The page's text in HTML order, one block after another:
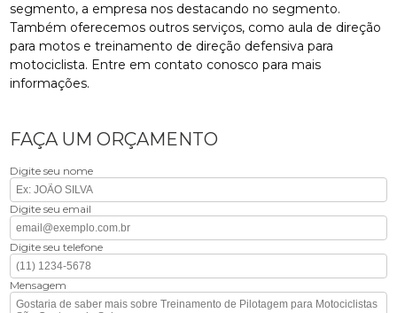
segmento, a empresa nos destacando no segmento.
Também oferecemos outros serviços, como aula de direção
para motos e treinamento de direção defensiva para
motociclista. Entre em contato conosco para mais
informações.
FAÇA UM ORÇAMENTO
Digite seu nome
Digite seu email
Digite seu telefone
Mensagem